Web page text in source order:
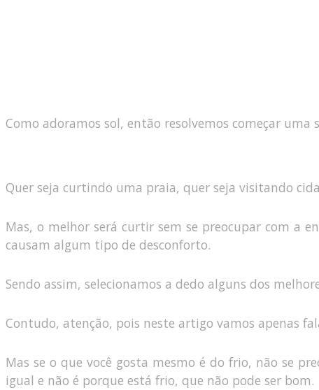
Como adoramos sol, então resolvemos começar
Quer seja curtindo uma praia, quer seja visitando
Mas, o melhor será curtir sem se preocupar com a
causam algum tipo de desconforto.
Sendo assim, selecionamos a dedo alguns dos
Contudo, atenção, pois neste artigo vamos apenas
Mas se o que você gosta mesmo é do frio, não se
igual e não é porque está frio, que não pode ser bom.